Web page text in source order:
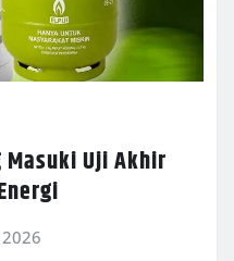
Masuki Uji Akhir